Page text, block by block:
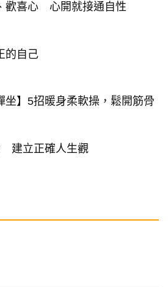
歡喜心 心開就接通自性
的自己
坐】5招暖身柔軟操，鬆開筋骨
建立正確人生觀